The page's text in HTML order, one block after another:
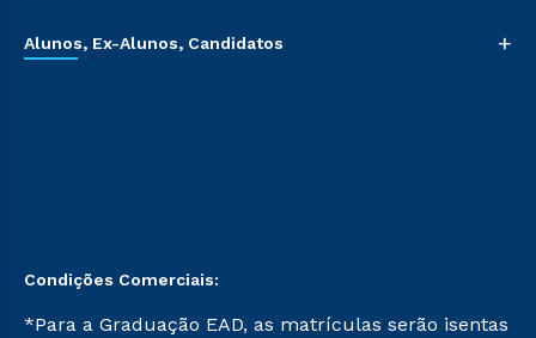
Alunos, Ex-Alunos, Candidatos +
Condições Comerciais:
*Para a Graduação EAD, as matrículas serão isentas